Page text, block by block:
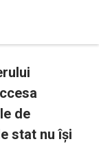
de
stat nu își